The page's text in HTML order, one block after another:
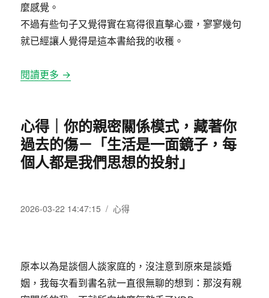
麼感覺。
不過有些句子又覺得實在寫得很直擊心靈，寥寥幾句
就已經讓人覺得是這本書給我的收穫。
閱讀更多 →
心得｜你的親密關係模式，藏著你
過去的傷－「生活是一面鏡子，每
個人都是我們思想的投射」
原本以為是談個人談家庭的，沒注意到原來是談婚
姻，我每次看到書名就一直很無聊的想到：那沒有親
發
2026-03-22 14:47:15
分
心得